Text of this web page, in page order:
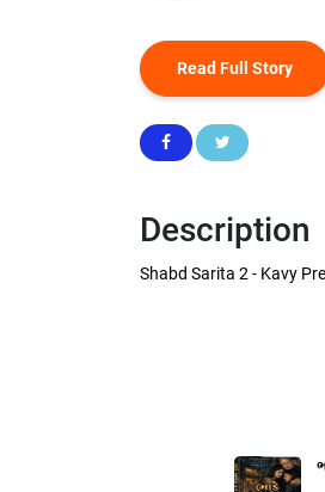
Read Full Story
Description
Shabd Sarita 2 - Kavy